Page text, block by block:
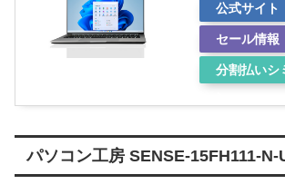
公式サイト
セール情報
分割払いシ
パソコン工房 SENSE-15FH111-N-